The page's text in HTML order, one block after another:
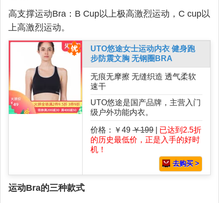
高支撑运动Bra：B Cup以上极高激烈运动，C cup以
上高激烈运动。
UTO悠途女士运动内衣 健身跑
步防震文胸 无钢圈BRA
无痕无摩擦 无缝织造 透气柔软
速干
UTO悠途是国产品牌，主营入门
级户外功能内衣。
价格：￥49 ￥199
已达到2.5折
的历史最低价，正是入手的好时
机！
去购买 >
运动Bra的三种款式